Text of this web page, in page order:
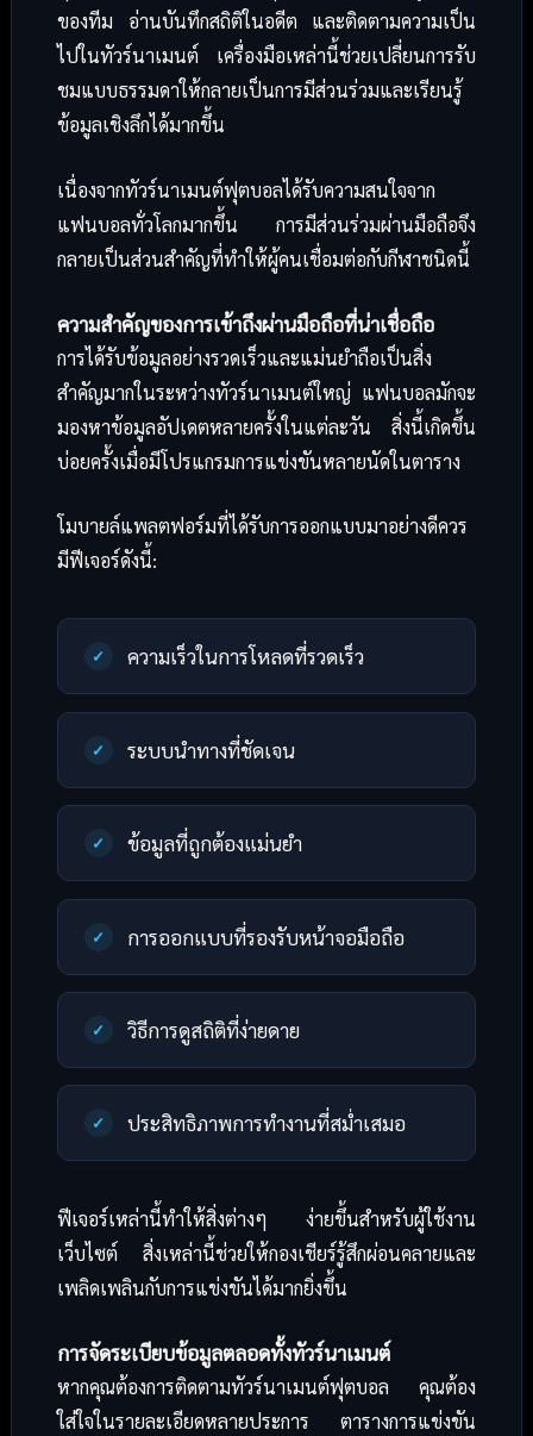
ของทีม อ่านบันทึกสถิติในอดีต และติดตามความเป็น
ไปในทัวร์นาเมนต์ เครื่องมือเหล่านี้ช่วยเปลี่ยนการรับ
ชมแบบธรรมดาให้กลายเป็นการมีส่วนร่วมและเรียนรู้
ข้อมูลเชิงลึกได้มากขึ้น
เนื่องจากทัวร์นาเมนต์ฟุตบอลได้รับความสนใจจาก
แฟนบอลทั่วโลกมากขึ้น การมีส่วนร่วมผ่านมือถือจึง
กลายเป็นส่วนสำคัญที่ทำให้ผู้คนเชื่อมต่อกับกีฬาชนิดนี้
ความสำคัญของการเข้าถึงผ่านมือถือที่น่าเชื่อถือ
การได้รับข้อมูลอย่างรวดเร็วและแม่นยำถือเป็นสิ่ง
สำคัญมากในระหว่างทัวร์นาเมนต์ใหญ่ แฟนบอลมักจะ
มองหาข้อมูลอัปเดตหลายครั้งในแต่ละวัน สิ่งนี้เกิดขึ้น
บ่อยครั้งเมื่อมีโปรแกรมการแข่งขันหลายนัดในตาราง
โมบายล์แพลตฟอร์มที่ได้รับการออกแบบมาอย่างดีควร
มีฟีเจอร์ดังนี้:
ความเร็วในการโหลดที่รวดเร็ว
ระบบนำทางที่ชัดเจน
ข้อมูลที่ถูกต้องแม่นยำ
การออกแบบที่รองรับหน้าจอมือถือ
วิธีการดูสถิติที่ง่ายดาย
ประสิทธิภาพการทำงานที่สม่ำเสมอ
ฟีเจอร์เหล่านี้ทำให้สิ่งต่างๆ ง่ายขึ้นสำหรับผู้ใช้งาน
เว็บไซต์ สิ่งเหล่านี้ช่วยให้กองเชียร์รู้สึกผ่อนคลายและ
เพลิดเพลินกับการแข่งขันได้มากยิ่งขึ้น
การจัดระเบียบข้อมูลตลอดทั้งทัวร์นาเมนต์
หากคุณต้องการติดตามทัวร์นาเมนต์ฟุตบอล คุณต้อง
ใส่ใจในรายละเอียดหลายประการ ตารางการแข่งขัน